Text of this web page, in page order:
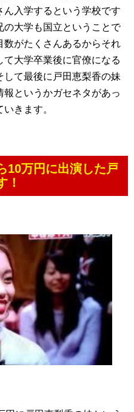
入学するという学校です
の大学も国立ということで
がたくさんあるからそれ
大学卒業後に官僚になる
して最後に戸田恵梨香の妹
というかガセネタがあっ
きます。
10万円に出演した戸
！